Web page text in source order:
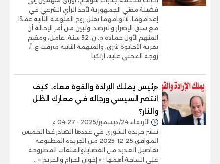
فضيلة مفتي الجمهورية لأخذ الرأي الشرعي في
إعدامهما، لاتهامهما بقتل زوج المتهمة الثانية عمدًا
مع سبق الإصرار والترصد. وتبين من أمر الإحالة أن
المتهم الأول حمادة م. ن، 32 سنة، عامل، ومقيم
بقرية الأحايوة شرق، والمتهمة الثانية ميرفت ع. أ،
زوجة المجني عليه، ارتكبا
«رئيس يملك الإرادة والقوة معا».. كيف
انتصر السيسي ورجاله فـي معارك الظل
والنار؟
الأربعاء 24/ديسمبر/2025 - 04:27 م
تنشر جريدة الشورى في عددها الصادر غدا الخميس
الموافق 25-12-2025 من الجريدة المطبوعة
تفاصيل العديد من القضايا،والملفات المطروحة
على الساحة،أهمها : « إخوان الحرام والحريم » ..